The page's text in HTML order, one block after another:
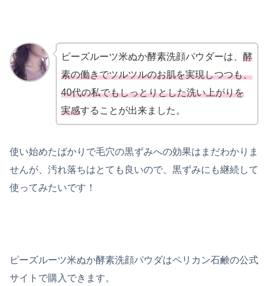
ピーズルーツ米ぬか酵素洗顔パウダーは、 酵
素の働きでツルツルのお肌を実現しつつも、
40代の私でもしっとりとした洗い上がりを
実感することが出来ました。
使い始めたばかりで毛穴の黒ずみへの効果はまだわかりま
せんが、汚れ落ちはとても良いので、黒ずみにも継続して
使ってみたいです！
ピーズルーツ米ぬか酵素洗顔パウダはペリカン石鹸の公式
サイトで購入できます。